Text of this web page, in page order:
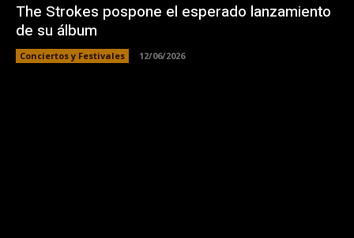
The Strokes pospone el esperado lanzamiento
de su álbum
Conciertos y Festivales 12/06/2026